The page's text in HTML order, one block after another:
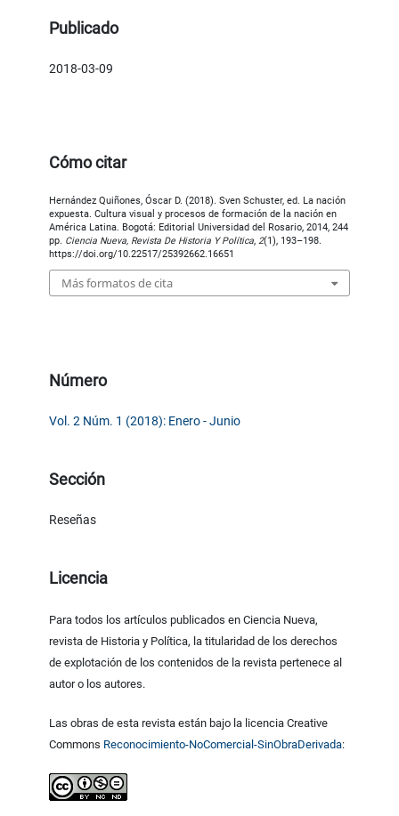
Publicado
2018-03-09
Cómo citar
Hernández Quiñones, Óscar D. (2018). Sven Schuster, ed. La nación
expuesta. Cultura visual y procesos de formación de la nación en
América Latina. Bogotá: Editorial Universidad del Rosario, 2014, 244
pp. Ciencia Nueva, Revista De Historia Y Política,2(1), 193–198.
https://doi.org/10.22517/25392662.16651
Más formatos de cita
Número
Vol. 2 Núm. 1 (2018): Enero - Junio
Sección
Reseñas
Licencia
Para todos los artículos publicados en Ciencia Nueva,
revista de Historia y Política, la titularidad de los derechos
de explotación de los contenidos de la revista pertenece al
autor o los autores.
Las obras de esta revista están bajo la licencia Creative
Commons Reconocimiento-NoComercial-SinObraDerivada: